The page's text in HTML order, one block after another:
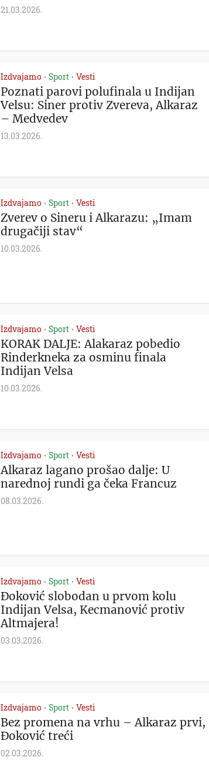
21.03.2026.
Izdvajamo • Sport • Vesti
Poznati parovi polufinala u Indijan
Velsu: Siner protiv Zvereva, Alkaraz
– Medvedev
13.03.2026.
Izdvajamo • Sport • Vesti
Zverev o Sineru i Alkarazu: „Imam
drugačiji stav“
10.03.2026.
Izdvajamo • Sport • Vesti
KORAK DALJE: Alakaraz pobedio
Rinderkneka za osminu finala
Indijan Velsa
10.03.2026.
Izdvajamo • Sport • Vesti
Alkaraz lagano prošao dalje: U
narednoj rundi ga čeka Francuz
08.03.2026.
Izdvajamo • Sport • Vesti
Đoković slobodan u prvom kolu
Indijan Velsa, Kecmanović protiv
Altmajera!
03.03.2026.
Izdvajamo • Sport • Vesti
Bez promena na vrhu – Alkaraz prvi,
Đoković treći
02.03.2026.